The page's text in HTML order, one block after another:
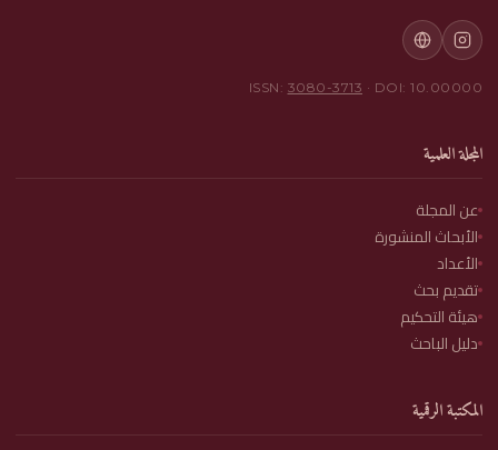
ISSN: 3080-3713 · DOI: 10.00000
المجلة العلمية
عن المجلة
الأبحاث المنشورة
الأعداد
تقديم بحث
هيئة التحكيم
دليل الباحث
المكتبة الرقمية